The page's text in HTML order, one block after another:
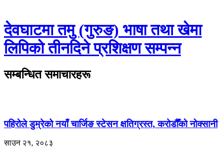
देवघाटमा तमु (गुरुङ) भाषा तथा खेमा
लिपिको तीनदिने प्रशिक्षण सम्पन्न
सम्बन्धित समाचारहरू
पहिरोले डुम्रेको नयाँ चार्जिङ स्टेसन क्षतिग्रस्त, करोडौँको नोक्सानी
साउन २१, २०८३